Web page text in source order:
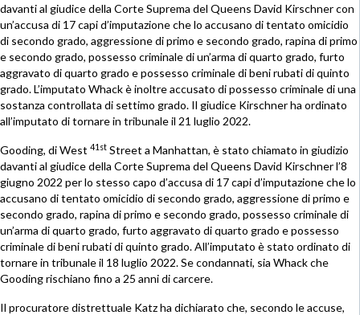
davanti al giudice della Corte Suprema del Queens David Kirschner con
un’accusa di 17 capi d’imputazione che lo accusano di tentato omicidio
di secondo grado, aggressione di primo e secondo grado, rapina di primo
e secondo grado, possesso criminale di un’arma di quarto grado, furto
aggravato di quarto grado e possesso criminale di beni rubati di quinto
grado. L’imputato Whack è inoltre accusato di possesso criminale di una
sostanza controllata di settimo grado. Il giudice Kirschner ha ordinato
all’imputato di tornare in tribunale il 21 luglio 2022.
Gooding, di West 41st Street a Manhattan, è stato chiamato in giudizio
davanti al giudice della Corte Suprema del Queens David Kirschner l’8
giugno 2022 per lo stesso capo d’accusa di 17 capi d’imputazione che lo
accusano di tentato omicidio di secondo grado, aggressione di primo e
secondo grado, rapina di primo e secondo grado, possesso criminale di
un’arma di quarto grado, furto aggravato di quarto grado e possesso
criminale di beni rubati di quinto grado. All’imputato è stato ordinato di
tornare in tribunale il 18 luglio 2022. Se condannati, sia Whack che
Gooding rischiano fino a 25 anni di carcere.
Il procuratore distrettuale Katz ha dichiarato che, secondo le accuse,